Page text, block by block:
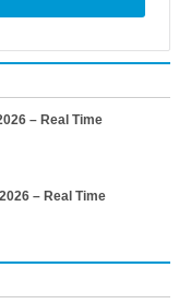
– Real Time
– Real Time